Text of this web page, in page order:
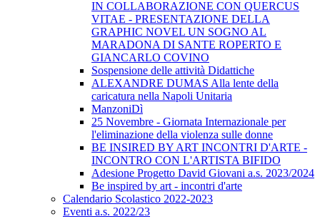
IN COLLABORAZIONE CON QUERCUS
VITAE - PRESENTAZIONE DELLA
GRAPHIC NOVEL UN SOGNO AL
MARADONA DI SANTE ROPERTO E
GIANCARLO COVINO
Sospensione delle attività Didattiche
ALEXANDRE DUMAS Alla lente della
caricatura nella Napoli Unitaria
ManzoniDì
25 Novembre - Giornata Internazionale per
l'eliminazione della violenza sulle donne
BE INSIRED BY ART INCONTRI D'ARTE -
INCONTRO CON L'ARTISTA BIFIDO
Adesione Progetto David Giovani a.s. 2023/2024
Be inspired by art - incontri d'arte
Calendario Scolastico 2022-2023
Eventi a.s. 2022/23